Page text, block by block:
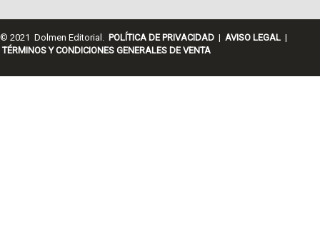
© 2021 Dolmen Editorial. POLÍTICA DE PRIVACIDAD | AVISO LEGAL |
TÉRMINOS Y CONDICIONES GENERALES DE VENTA